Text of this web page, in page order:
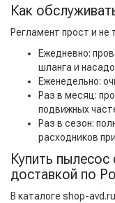
Как
Регламент прост и не
Ежедневно:
шланга и
Еженедельно:
Раз в месяц:
подвижных
Раз в сезон:
расходников
Купить
доставкой по
В каталоге shop-